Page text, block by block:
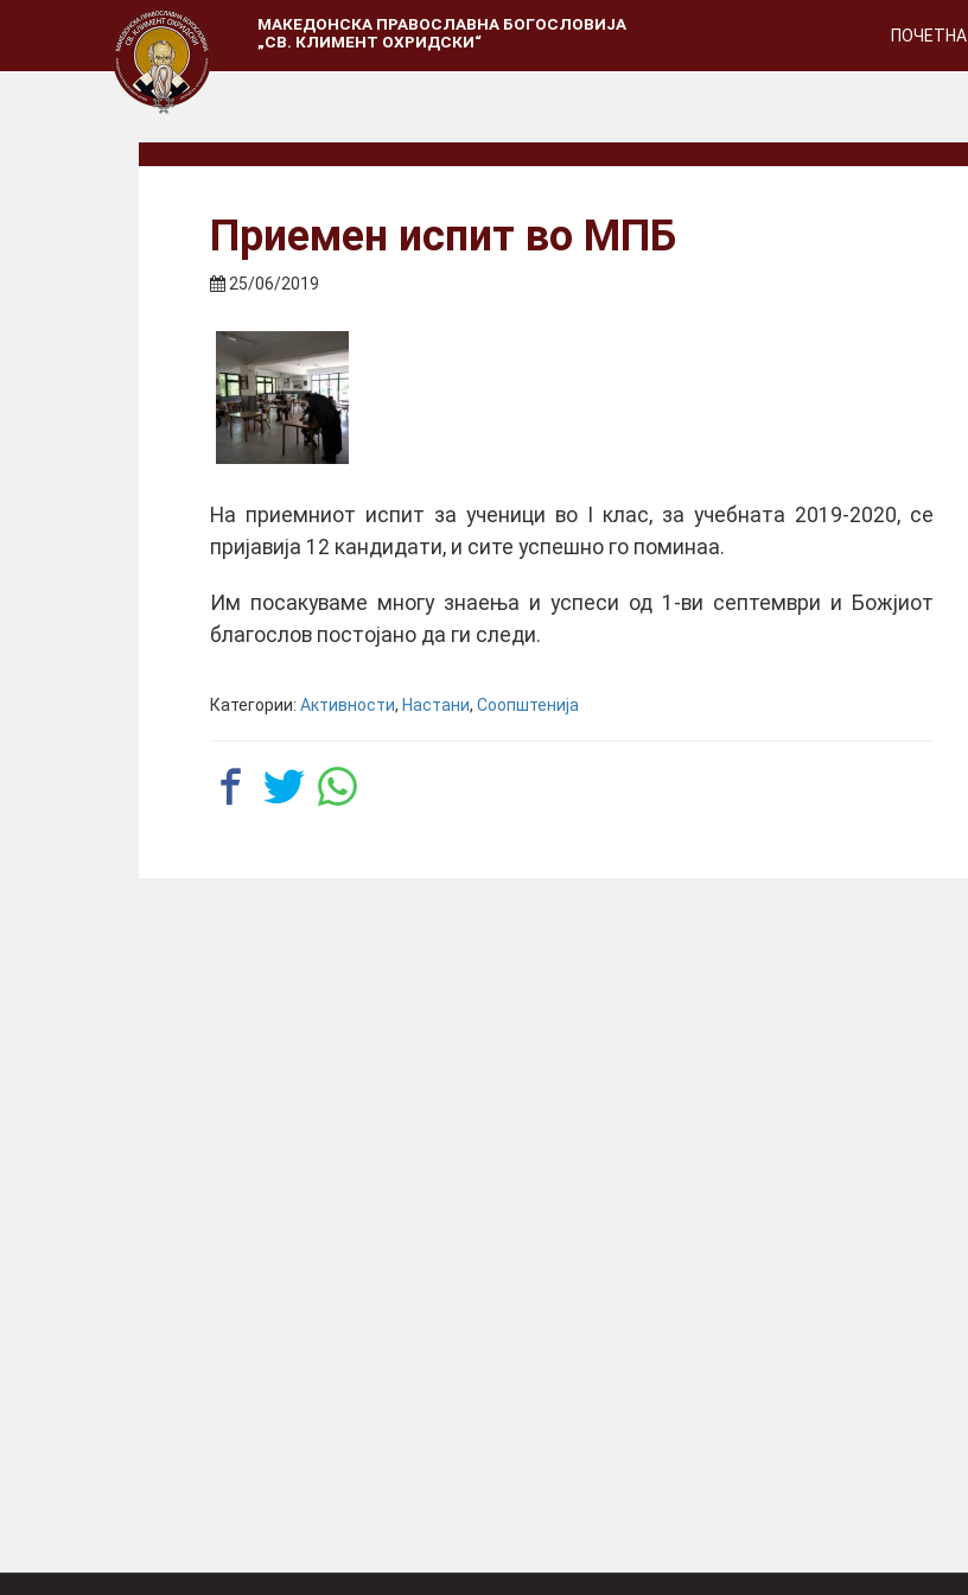
МАКЕДОНСКА ПРАВОСЛАВНА БОГОСЛОВИЈА
„СВ. КЛИМЕНТ ОХРИДСКИ“
ПОЧЕТНА
Приемен испит во МПБ
25/06/2019
На приемниот испит за ученици во I клас, за учебната 2019-2020, се
пријавија 12 кандидати, и сите успешно го поминаа.
Им посакуваме многу знаења и успеси од 1-ви септември и Божјиот
благослов постојано да ги следи.
Категории: Активности, Настани, Соопштенија